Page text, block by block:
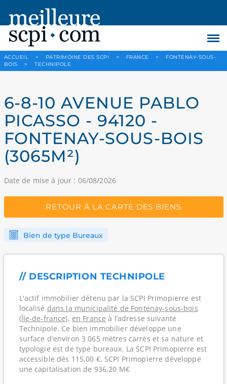
ACCUEIL > PATRIMOINE DES SCPI > FRANCE >
FONTENAY-SOUS-
BOIS
> TECHNIPOLE
6-8-10 AVENUE PABLO
PICASSO - 94120 -
FONTENAY-SOUS-BOIS
(3065M²)
Date de mise à jour : 06/08/2026
RETOUR À LA CARTE DES BIENS
Bien de type Bureaux
// DESCRIPTION TECHNIPOLE
L'actif immobilier détenu par la SCPI Primopierre est
localisé dans la municipalité de Fontenay-sous-bois
(Île-de-france), en France à l’adresse suivante
Technipole. Ce bien immobilier développe une
surface d'environ 3 065 mètres carrés et sa nature et
typologie est de type bureaux. La SCPI Primopierre est
accessible dès 115,00 €. SCPI Primopierre développe
une capitalisation de 936,20 M€